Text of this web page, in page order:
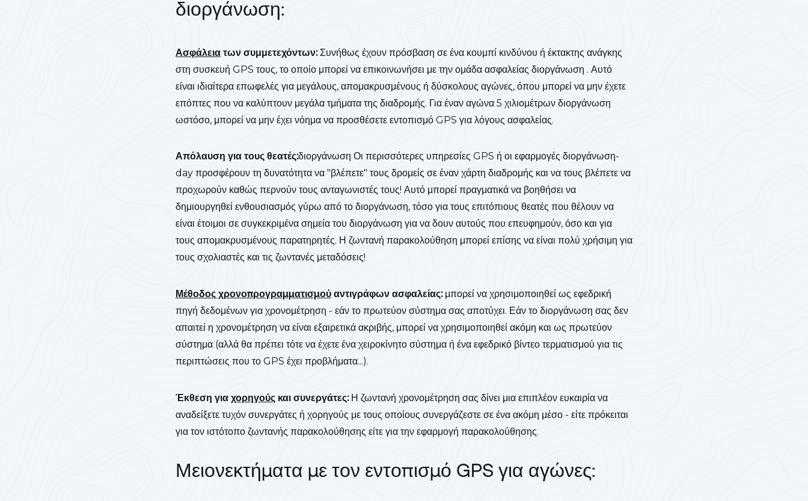
διοργάνωση:
Ασφάλεια των συμμετεχόντων:Συνήθως έχουν πρόσβαση σε ένα κουμπί κινδύνου ή έκτακτης ανάγκης
στη συσκευή GPS τους, το οποίο μπορεί να επικοινωνήσει με την ομάδα ασφαλείας διοργάνωση . Αυτό
είναι ιδιαίτερα επωφελές για μεγάλους, απομακρυσμένους ή δύσκολους αγώνες, όπου μπορεί να μην έχετε
επόπτες που να καλύπτουν μεγάλα τμήματα της διαδρομής. Για έναν αγώνα 5 χιλιομέτρων διοργάνωση
ωστόσο, μπορεί να μην έχει νόημα να προσθέσετε εντοπισμό GPS για λόγους ασφαλείας.
Απόλαυση για τους θεατές:διοργάνωση Οι περισσότερες υπηρεσίες GPS ή οι εφαρμογές διοργάνωση-
day προσφέρουν τη δυνατότητα να "βλέπετε" τους δρομείς σε έναν χάρτη διαδρομής και να τους βλέπετε να
προχωρούν καθώς περνούν τους ανταγωνιστές τους! Αυτό μπορεί πραγματικά να βοηθήσει να
δημιουργηθεί ενθουσιασμός γύρω από το διοργάνωση, τόσο για τους επιτόπιους θεατές που θέλουν να
είναι έτοιμοι σε συγκεκριμένα σημεία του διοργάνωση για να δουν αυτούς που επευφημούν, όσο και για
τους απομακρυσμένους παρατηρητές. Η ζωντανή παρακολούθηση μπορεί επίσης να είναι πολύ χρήσιμη για
τους σχολιαστές και τις ζωντανές μεταδόσεις!
Μέθοδος χρονοπρογραμματισμού αντιγράφων ασφαλείας:μπορεί να χρησιμοποιηθεί ως εφεδρική
πηγή δεδομένων για χρονομέτρηση - εάν το πρωτεύον σύστημα σας αποτύχει. Εάν το διοργάνωση σας δεν
απαιτεί η χρονομέτρηση να είναι εξαιρετικά ακριβής, μπορεί να χρησιμοποιηθεί ακόμη και ως πρωτεύον
σύστημα (αλλά θα πρέπει τότε να έχετε ένα χειροκίνητο σύστημα ή ένα εφεδρικό βίντεο τερματισμού για τις
περιπτώσεις που το GPS έχει προβλήματα...).
Έκθεση για χορηγούς και συνεργάτες:Η ζωντανή χρονομέτρηση σας δίνει μια επιπλέον ευκαιρία να
αναδείξετε τυχόν συνεργάτες ή χορηγούς με τους οποίους συνεργάζεστε σε ένα ακόμη μέσο - είτε πρόκειται
για τον ιστότοπο ζωντανής παρακολούθησης είτε για την εφαρμογή παρακολούθησης.
Μειονεκτήματα με τον εντοπισμό GPS για αγώνες: